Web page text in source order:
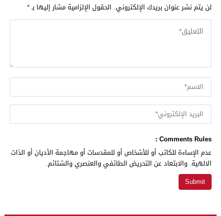
لن يتم نشر عنوان بريدك الإلكتروني. الحقول الإلزامية مشار إليها بـ*
Comments Rules :
عدم الإساءة للكاتب أو للأشخاص أو للمقدسات أو مهاجمة الأديان أو الذات
الالهية. والابتعاد عن التحريض الطائفي والعنصري والشتائم.